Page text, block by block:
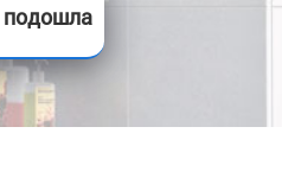
подошла